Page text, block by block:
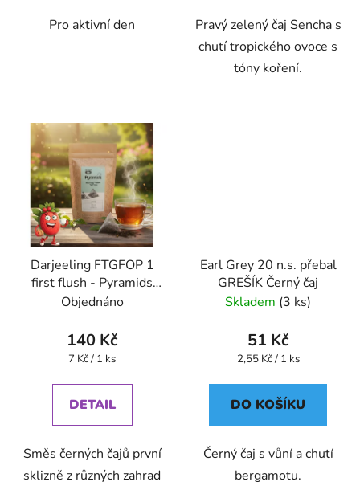
Pro aktivní den
Pravý zelený čaj Sencha s
chutí tropického ovoce s
tóny koření.
Darjeeling FTGFOP 1
first flush - Pyramids
(BONThé) - Oxalis
Objednáno
140 Kč
Měrná
7 Kč / 1 ks
DETAIL
Směs černých čajů první
sklizně z různých zahrad
Earl Grey 20 n.s. přebal
GREŠÍK Černý čaj
Skladem (3 ks)
51 Kč
Měrná
2,55 Kč / 1 ks
DO KOŠÍKU
Černý čaj s vůní a chutí
bergamotu.